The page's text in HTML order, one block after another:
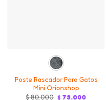
Poste Rascador Para Gatos
Mini Orionshop
$80.000 Original
$ 73.000Current